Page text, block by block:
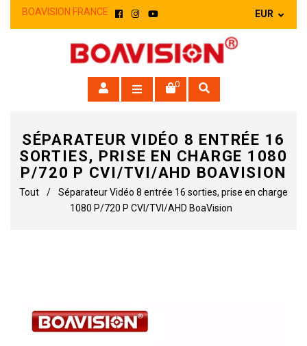
BOAVISION FRANCE FacebookInstagram
0
SÉPARATEUR VIDÉO 8 ENTRÉE 16
SORTIES, PRISE EN CHARGE 1080
P/720 P CVI/TVI/AHD BOAVISION
Tout /
Séparateur Vidéo 8 entrée 16 sorties, prise en charge
1080 P/720 P CVI/TVI/AHD BoaVision